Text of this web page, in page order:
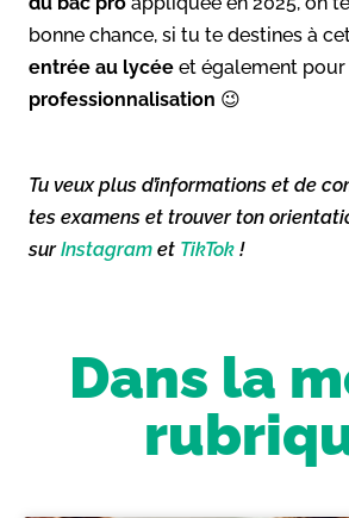
bonne chance, si tu te destines à
entrée au lycée et également
professionnalisation 😉
Tu veux plus d’informations et de
tes examens et trouver ton
surInstagram et TikTok !
Dans la